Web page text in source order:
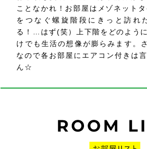
ことなかれ！お部屋はメゾネット
をつなぐ螺旋階段にきっと訪れ
る！…はず(笑）上下階をどのよう
けでも生活の想像が膨らみます。
なので各お部屋にエアコン付きは
ん☆